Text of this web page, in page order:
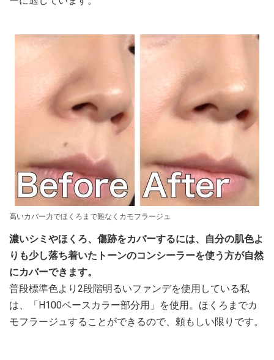
高いカバー力でほくろまで難なくカモフラージュ
濃いシミやほくろ、傷跡をカバーするには、自分の肌色よ
りも少し落ち着いたトーンのコンシーラーを使う方が自然
にカバーできます。
普段標準色より2段階明るいファンデを使用している私
は、「H100ベースカラー部分用」を使用。ほくろまでカ
モフラージュすることができるので、頼もしい限りです。